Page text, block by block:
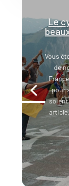
Le
Vous
de
pour
soient